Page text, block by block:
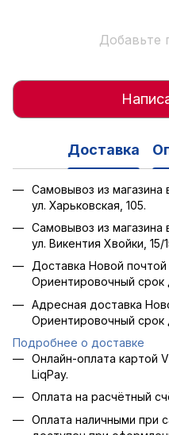
Добавьте
Доставка
Самовывоз из
ул. Харьковская, 105.
Самовывоз из
ул. Викентия Хвойки, 15/
Доставка Новой
Ориентировочный срок
Адресная доставка
Ориентировочный срок
Подробнее о доставке
Онлайн-оплата картой
LiqPay.
Оплата на расчётный
Оплата наличными при